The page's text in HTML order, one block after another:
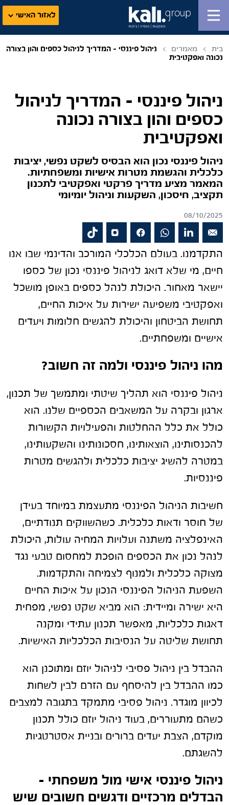
לאזור האישי
בית מאמרים
ניהול פיננסי – המדריך לניהול כספים והון בצורה
נכונה ואפקטיבית
ניהול פיננסי – המדריך לניהול
כספים והון בצורה נכונה
ואפקטיבית
ניהול פיננסי נכון הוא הבסיס לשקט נפשי, יציבות
כלכלית והגשמת מטרות אישיות ומשפחתיות.
המאמר מציע מדריך פרקטי ואפקטיבי לתכנון
תקציב, חיסכון, השקעות וניהול יומיומי
08/10/2025
התקדמנו. בעולם הכלכלי המורכב והדינמי שבו אנו
חיים, מי שלא דואג לניהול פיננסי נכון של כספו
יישאר מאחור. היכולת לנהל כספים באופן מושכל
ואפקטיבי משפיעה ישירות על איכות החיים,
תחושת הביטחון והיכולת להגשים חלומות ויעדים
אישיים ומשפחתיים.
מהו ניהול פיננסי ולמה זה חשוב?
ניהול פיננסי הוא תהליך שיטתי ומתמשך של תכנון,
ארגון ובקרה על המשאבים הכספיים שלנו. הוא
כולל את כלל ההחלטות והפעילויות הקשורות
להכנסותינו, הוצאותינו, חסכונותינו והשקעותינו,
במטרה להשיג יציבות כלכלית ולהגשים מטרות
פיננסיות.
חשיבות הניהול הפיננסי מתעצמת במיוחד בעידן
של חוסר ודאות כלכלית. כשהשווקים תנודתיים,
האינפלציה משתנה ועלויות המחיה עולות, היכולת
לנהל נכון את הכספים הופכת למחסום טבעי נגד
מצוקה כלכלית ולמנוף לצמיחה והתקדמות.
השפעת הניהול הפיננסי הנכון על איכות החיים
היא ישירה ומיידית: הוא מביא שקט נפשי, מפחית
דאגות כלכליות, מאפשר תכנון עתידי ומקנה
תחושת שליטה על הנסיבות הכלכליות האישיות.
ההבדל בין ניהול פסיבי לניהול יוזם ומתוכנן הוא
כמו ההבדל בין להיסחף עם הזרם לבין לשחות
לכיוון מוגדר. ניהול פסיבי מתמקד בתגובה למצבים
כשהם מתעוררים, בעוד ניהול יוזם כולל תכנון
מוקדם, הצבת יעדים ברורים ובניית אסטרטגיות
להשגתם.
ניהול פיננסי אישי מול משפחתי –
הבדלים מרכזיים ודגשים חשובים שיש